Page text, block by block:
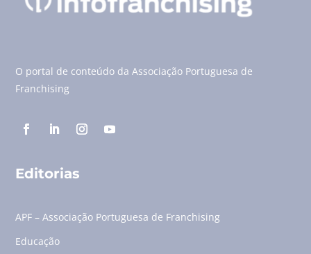
O portal de conteúdo da Associação Portuguesa de
Franchising
Editorias
APF – Associação Portuguesa de Franchising
Educação